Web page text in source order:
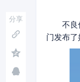
不良
门发布
分享